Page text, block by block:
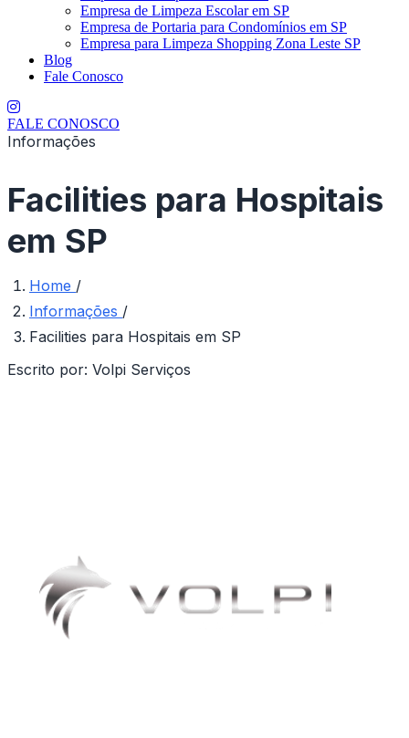
Empresa de Limpeza Escolar em SP
Empresa de Portaria para Condomínios em SP
Empresa para Limpeza Shopping Zona Leste SP
Blog
Fale Conosco
FALE CONOSCO
Informações
Facilities para Hospitais
em SP
Home /
Informações /
Facilities para Hospitais em SP
Escrito por: Volpi Serviços